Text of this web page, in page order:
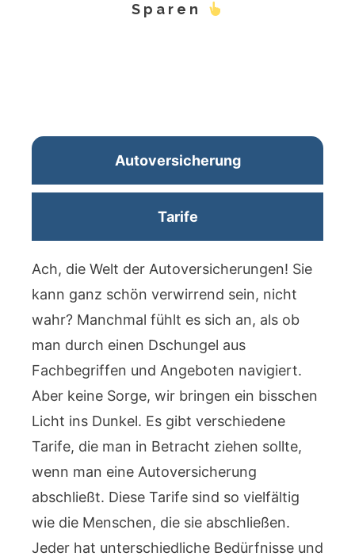
Sparen
Autoversicherung
Tarife
Ach, die Welt der Autoversicherungen! Sie
kann ganz schön verwirrend sein, nicht
wahr? Manchmal fühlt es sich an, als ob
man durch einen Dschungel aus
Fachbegriffen und Angeboten navigiert.
Aber keine Sorge, wir bringen ein bisschen
Licht ins Dunkel. Es gibt verschiedene
Tarife, die man in Betracht ziehen sollte,
wenn man eine Autoversicherung
abschließt. Diese Tarife sind so vielfältig
wie die Menschen, die sie abschließen.
Jeder hat unterschiedliche Bedürfnisse und